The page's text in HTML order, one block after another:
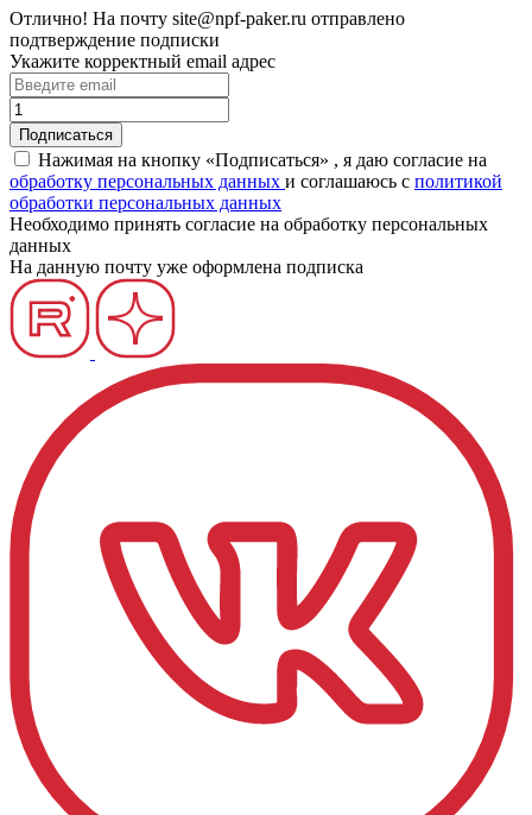
Отлично! На почту site@npf-paker.ru отправлено
подтверждение подписки
Укажите корректный email адрес
Нажимая на кнопку «Подписаться» , я даю согласие на
обработку персональных данных и соглашаюсь c политикой
обработки персональных данных
Необходимо принять согласие на обработку персональных
данных
На данную почту уже оформлена подписка